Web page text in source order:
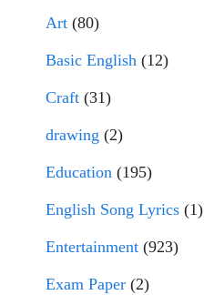
Art (80)
Basic English (12)
Craft (31)
drawing (2)
Education (195)
English Song Lyrics (1)
Entertainment (923)
Exam Paper (2)